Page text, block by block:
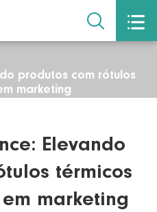
 
produtos com rótulos
marketing
Elevando
térmicos
marketing